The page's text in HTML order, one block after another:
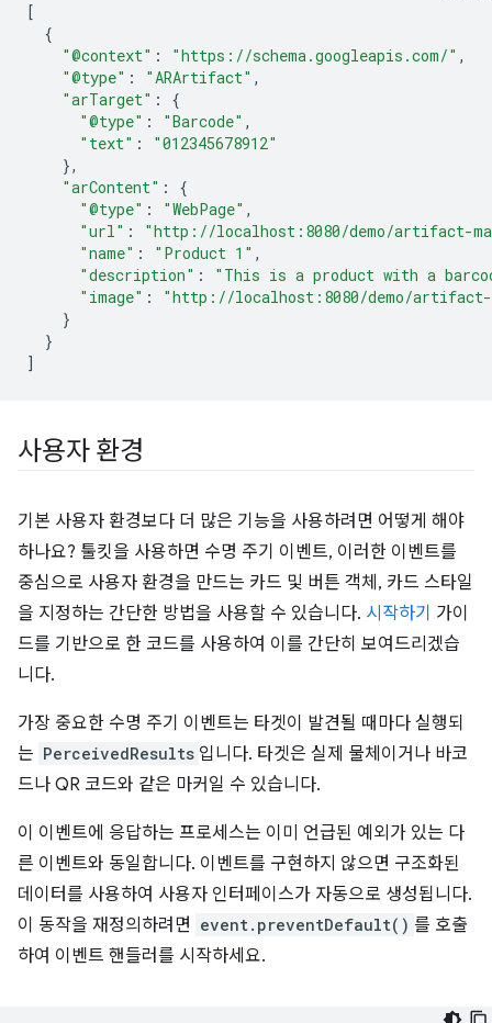
[
{
"@context" : "https://schema.googleapis.com/" ,
"@type" : "ARArtifact" ,
"arTarget" :
{
"@type" : "Barcode" ,
"text" :
"012345678912"
},
"arContent" :
{
"@type" : "WebPage" ,
"url" :
"http://localhost:8080/demo/artifact-
"name" : "Product 1" ,
"description" :
"This is a product with a
"image" :
"http://localhost:8080/demo/artifact-
}
}
]
사용자 환경
기본 사용자 환경보다 더 많은 기능을 사용하려면 어떻게 해야
하나요? 툴킷을 사용하면 수명 주기 이벤트, 이러한 이벤트를
중심으로 사용자 환경을 만드는 카드 및 버튼 객체, 카드 스타일
을 지정하는 간단한 방법을 사용할 수 있습니다. 시작하기 가이
드를 기반으로 한 코드를 사용하여 이를 간단히 보여드리겠습
니다.
가장 중요한 수명 주기 이벤트는 타겟이 발견될 때마다 실행되
는 PerceivedResults 입니다. 타겟은 실제 물체이거나 바코
드나 QR 코드와 같은 마커일 수 있습니다.
이 이벤트에 응답하는 프로세스는 이미 언급된 예외가 있는 다
른 이벤트와 동일합니다. 이벤트를 구현하지 않으면 구조화된
데이터를 사용하여 사용자 인터페이스가 자동으로 생성됩니다.
이 동작을 재정의하려면 event.preventDefault() 를 호출
하여 이벤트 핸들러를 시작하세요.